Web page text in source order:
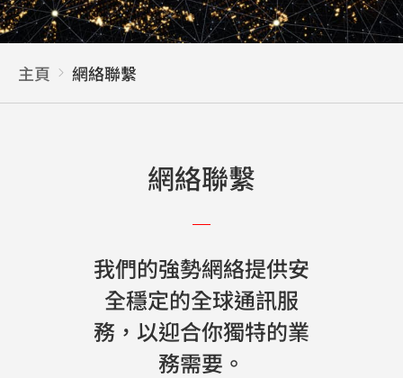
主頁 網絡聯繫
網絡聯繫
我們的強勢網絡提供安
全穩定的全球通訊服
務，以迎合你獨特的業
務需要。